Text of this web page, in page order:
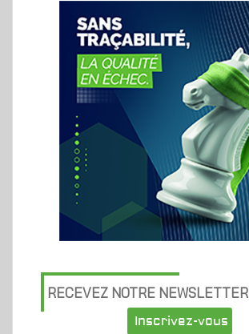
RECEVEZ NOTRE NEWSLETTER
Inscrivez-vous